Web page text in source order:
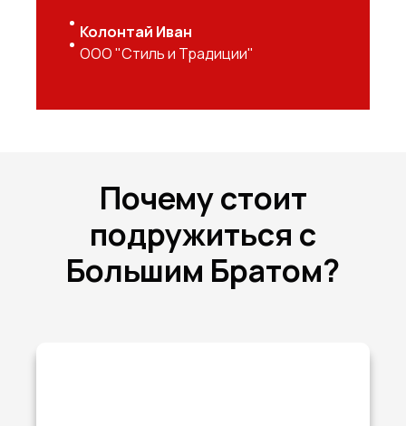
Колонтай Иван
ООО "Стиль и Традиции"
Почему стоит
подружиться с
Большим Братом?